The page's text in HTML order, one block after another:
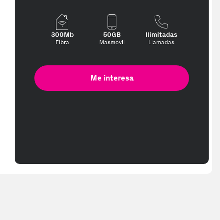
300Mb
Fibra
50GB
Masmovil
Ilimitadas
Llamadas
Me interesa